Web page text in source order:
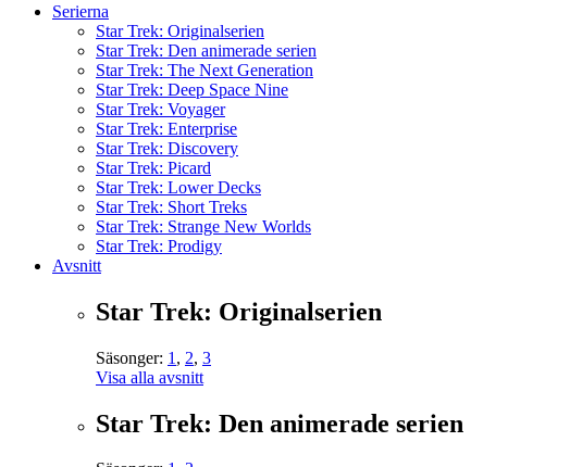
Serierna
Star Trek: Originalserien
Star Trek: Den animerade serien
Star Trek: The Next Generation
Star Trek: Deep Space Nine
Star Trek: Voyager
Star Trek: Enterprise
Star Trek: Discovery
Star Trek: Picard
Star Trek: Lower Decks
Star Trek: Short Treks
Star Trek: Strange New Worlds
Star Trek: Prodigy
Avsnitt
Star Trek: Originalserien
Säsonger: 1 , 2, 3
Visa alla avsnitt
Star Trek: Den animerade serien